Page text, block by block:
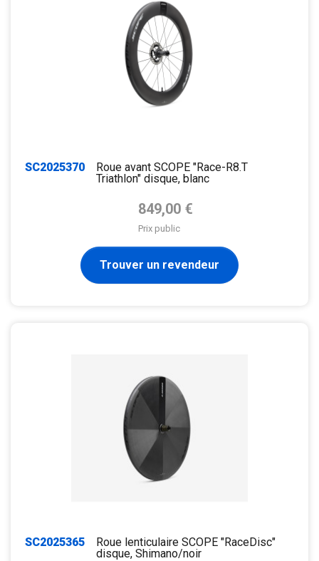
SC2025370
Roue avant SCOPE "Race-R8.T
Triathlon" disque, blanc
Prix de base
849,00 €
Prix public
Trouver un revendeur
SC2025365
Roue lenticulaire SCOPE "RaceDisc"
disque, Shimano/noir